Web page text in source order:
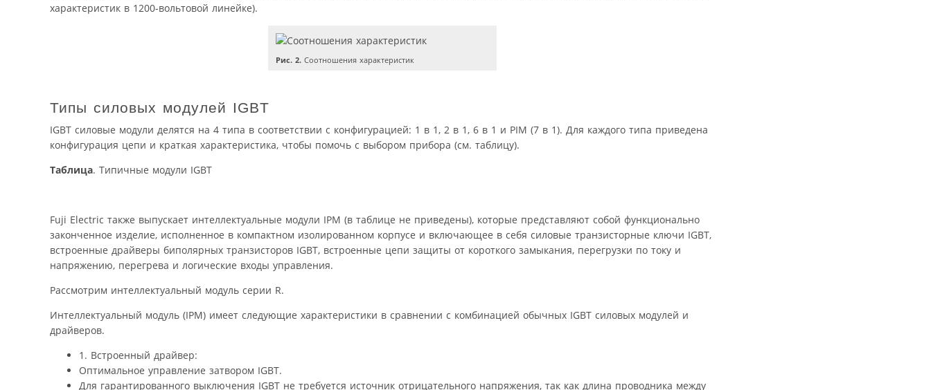
характеристик в 1200-вольтовой линейке).
Рис. 2. Соотношения характеристик
Типы силовых модулей IGBT
IGBT силовые модули делятся на 4 типа в соответствии с конфигурацией: 1 в 1, 2 в 1, 6 в 1 и PIM (7 в 1). Для каждого типа приведена
конфигурация цепи и краткая характеристика, чтобы помочь с выбором прибора (см. таблицу).
Таблица. Типичные модули IGBT
Fuji Electric также выпускает интеллектуальные модули IPM (в таблице не приведены), которые представляют собой функционально
законченное изделие, исполненное в компактном изолированном корпусе и включающее в себя силовые транзисторные ключи IGBT,
встроенные драйверы биполярных транзисторов IGBT, встроенные цепи защиты от короткого замыкания, перегрузки по току и
напряжению, перегрева и логические входы управления.
Рассмотрим интеллектуальный модуль серии R.
Интеллектуальный модуль (IPM) имеет следующие характеристики в сравнении с комбинацией обычных IGBT силовых модулей и
драйверов.
1. Встроенный драйвер:
Оптимальное управление затвором IGBT.
Для гарантированного выключения IGBT не требуется источник отрицательного напряжения, так как длина проводника между